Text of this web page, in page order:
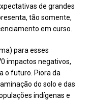
de grandes
tão somente,
em curso.
para esses
impactos negativos,
o futuro. Piora da
do solo e das
indígenas e